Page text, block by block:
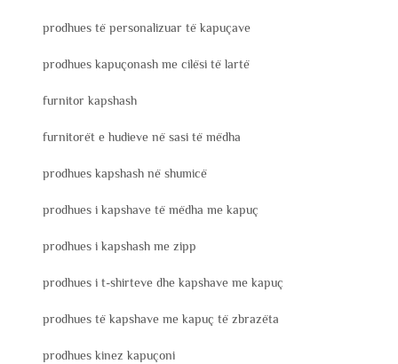
prodhues të personalizuar të kapuçave
prodhues kapuçonash me cilësi të lartë
furnitor kapshash
furnitorët e hudieve në sasi të mëdha
prodhues kapshash në shumicë
prodhues i kapshave të mëdha me kapuç
prodhues i kapshash me zipp
prodhues i t-shirteve dhe kapshave me kapuç
prodhues të kapshave me kapuç të zbrazëta
prodhues kinez kapuçoni